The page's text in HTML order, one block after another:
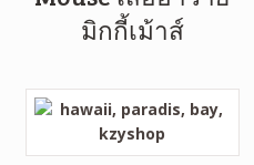
มิกกี้เม้าส์